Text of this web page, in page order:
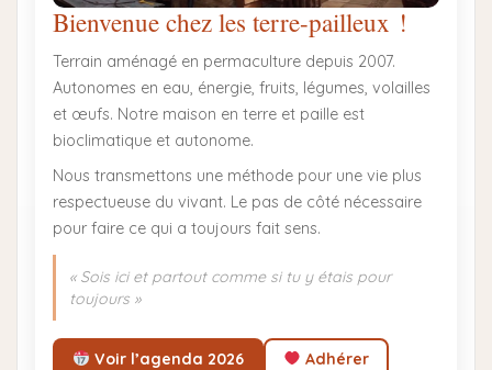
Bienvenue chez les terre-pailleux !
Terrain aménagé en permaculture depuis 2007.
Autonomes en eau, énergie, fruits, légumes, volailles
et œufs. Notre maison en terre et paille est
bioclimatique et autonome.
Nous transmettons une méthode pour une vie plus
respectueuse du vivant. Le pas de côté nécessaire
pour faire ce qui a toujours fait sens.
« Sois ici et partout comme si tu y étais pour
toujours »
Voir l’agenda 2026 Adhérer